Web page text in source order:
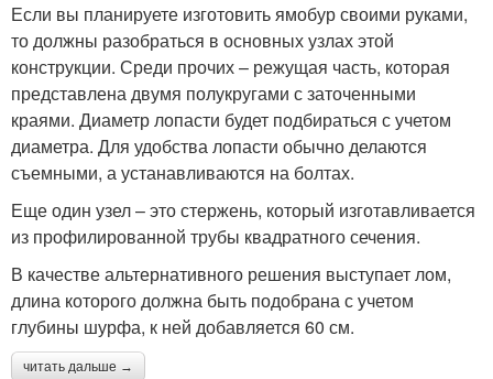
Если вы планируете изготовить ямобур своими руками,
то должны разобраться в основных узлах этой
конструкции. Среди прочих – режущая часть, которая
представлена двумя полукругами с заточенными
краями. Диаметр лопасти будет подбираться с учетом
диаметра. Для удобства лопасти обычно делаются
съемными, а устанавливаются на болтах.
Еще один узел – это стержень, который изготавливается
из профилированной трубы квадратного сечения.
В качестве альтернативного решения выступает лом,
длина которого должна быть подобрана с учетом
глубины шурфа, к ней добавляется 60 см.
читать дальше →